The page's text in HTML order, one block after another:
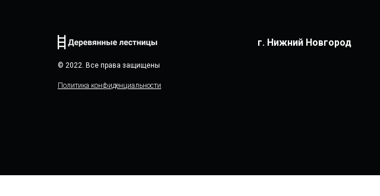
© 2022. Все права защищены
Политика конфиденциальности
г. Нижний Новгород